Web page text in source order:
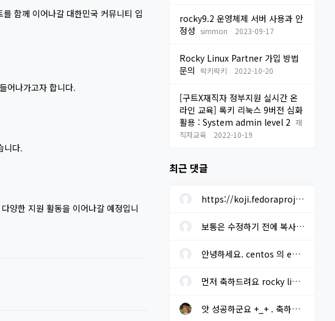
함께 이어나갈 대한민국 커뮤니티 입
어나가고자 합니다.
니다.
양한 지원 활동을 이어나갈 예정입니
rocky9.2 운영체제 서버 사용과 안
정성 simmon 2023-09-17
Rocky Linux Partner 가입 방법
문의
락키락키 2022-10-20
[구트X재직자 정부지원 실시간 온
라인 교육] 록키 리눅스 9버전 심화
활용 : System admin level 2 재
직자교육
2022-10-19
최근 댓글
https://koji.fedoraproject.org/koji/buildinfo?buildID=1633205 에...
보통은 수정하기 전에 복사본을 미리 만들어 놓고 진행하면 됩니다. ...
안녕하세요. centos 의 eos 로 인한 차기 os 선정을 하려고 합니다. r...
먼저 축하드려요 rocky linux 설치시 "yum install baekmuk-ttf-...
앗 성공하군요 +_+ . 축하드립니다!! migrate2rockyoffline.sh 로 파...